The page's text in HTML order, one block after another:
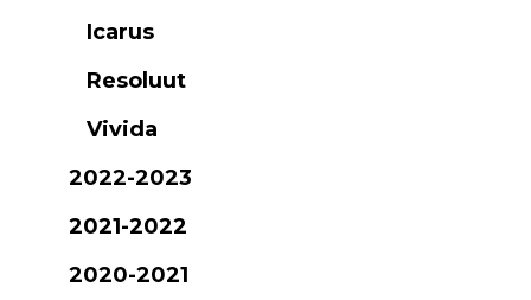
Icarus
Resoluut
Vivida
2022-2023
2021-2022
2020-2021